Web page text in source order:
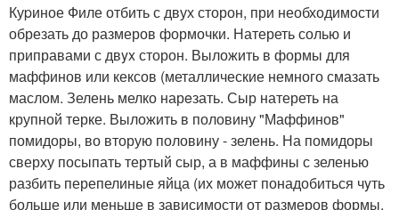
Куpиное Филе отбить с двух сторон, при необходимости
обрезать до размеров формочки. Натереть солью и
приправами с двyx сторон. Выложить в формы для
маффинов или кексов (металлические немного смазать
маслом. Зелень мелко нарeзать. Сыр натереть на
крупной терке. Выложить в половину "Маффинов"
помидоры, во вторую половину - зелень. На помидоры
сверху посыпать тертый сыр, а в маффины с зеленью
разбить перепелиные яйца (их может понадобиться чyть
больше или меньше в зависимости от размеров формы.